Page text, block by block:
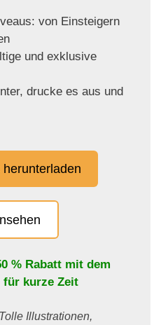
von Einsteigern
und exklusive
drucke es aus und
% Rabatt mit dem
für kurze Zeit
Illustrationen,